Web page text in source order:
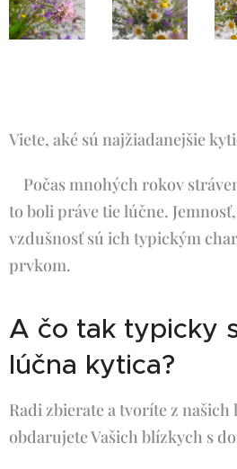
Viete, aké sú najžiadanejšie
Počas mnohých rokov
to boli práve tie lúčne.
vzdušnosť sú ich typickým
prvkom.
A čo tak typicky
lúčna kytica?
Radi zbierate a tvoríte z
obdarujete Vašich blízkych s